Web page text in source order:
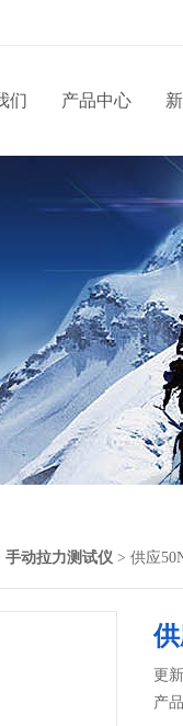
们 产品中心
手动拉力测试仪 > 供应
更
产